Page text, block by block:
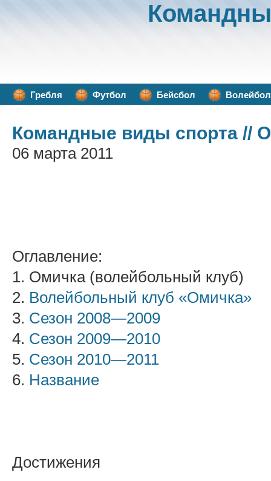
Гребля Футбол Бейсбол Волейбол
Командные виды спорта //
06 марта 2011
Оглавление:
1. Омичка (волейбольный клуб)
2. Волейбольный клуб «Омичка»
3. Сезон 2008—2009
4. Сезон 2009—2010
5. Сезон 2010—2011
6. Название
Достижения